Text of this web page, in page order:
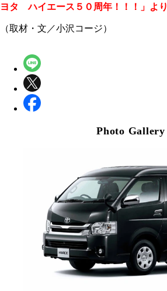
ヨタ ハイエース５０周年！！！」より
（取材・文／小沢コージ）
Photo Gallery